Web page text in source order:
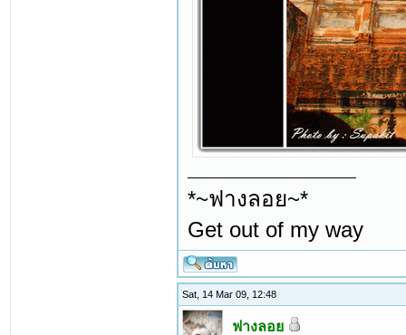
*~ฟางลอย~*
Get out of my way
Sat, 14 Mar 09, 12:48
ฟางลอย